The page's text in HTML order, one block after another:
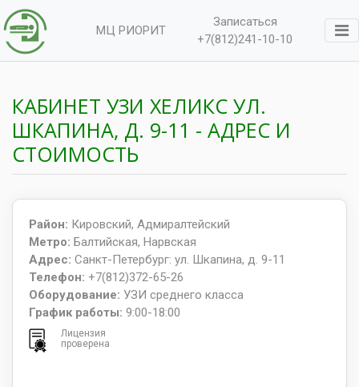
МЦ РИОРИТ
Записаться
+7(812)241-10-10
КАБИНЕТ УЗИ ХЕЛИКС УЛ.
ШКАПИНА, Д. 9-11 - АДРЕС И
СТОИМОСТЬ
Район: Кировский, Адмиралтейский
Метро: Балтийская, Нарвская
Адрес: Санкт-Петербург: ул. Шкапина, д. 9-11
Телефон: +7(812)372-65-26
Оборудование: УЗИ среднего класса
График работы: 9:00-18:00
Лицензия
проверена